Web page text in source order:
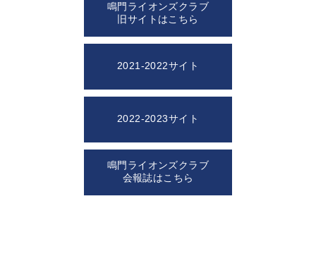
鳴門ライオンズクラブ
旧サイトはこちら
2021-2022サイト
2022-2023サイト
鳴門ライオンズクラブ
会報誌はこちら